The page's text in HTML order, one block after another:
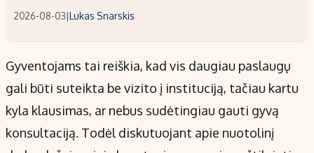
2026-08-03|Lukas Snarskis
Gyventojams tai reiškia, kad vis daugiau paslaugų
gali būti suteikta be vizito į instituciją, tačiau kartu
kyla klausimas, ar nebus sudėtingiau gauti gyvą
konsultaciją. Todėl diskutuojant apie nuotolinį